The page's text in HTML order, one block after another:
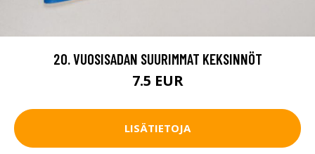
20. VUOSISADAN SUURIMMAT KEKSINNÖT
7.5 EUR
LISÄTIETOJA